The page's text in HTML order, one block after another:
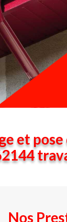
et
Nos